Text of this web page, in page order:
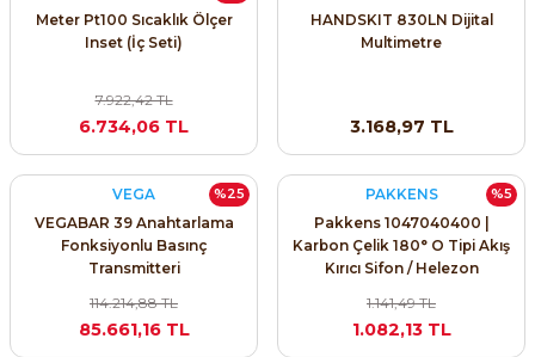
Yol Vericiler
Pako Şalterler
Meter Pt100 Sıcaklık Ölçer
Inset (İç Seti)
7.922,42 TL
6.734,06 TL
HANDSKIT 830LN Dijital
Multimetre
3.168,97 TL
%25
VEGA
VEGABAR 39 Anahtarlama
Fonksiyonlu Basınç
Transmitteri
114.214,88 TL
85.661,16 TL
%5
PAKKENS
Pakkens 1047040400 |
Karbon Çelik 180° O Tipi Akış
Kırıcı Sifon / Helezon
1.141,49 TL
1.082,13 TL